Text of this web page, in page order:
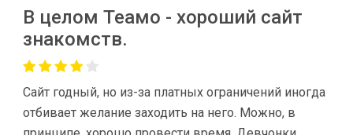
В целом Теамо - хороший сайт
знакомств.
Сайт годный, но из-за платных ограничений иногда
отбивает желание заходить на него. Можно, в